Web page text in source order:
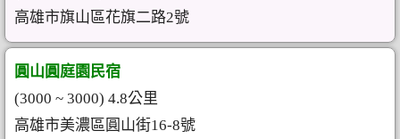
高雄市旗山區花旗二路2號
圓山圓庭園民宿
(3000 ~ 3000) 4.8公里
高雄市美濃區圓山街16-8號